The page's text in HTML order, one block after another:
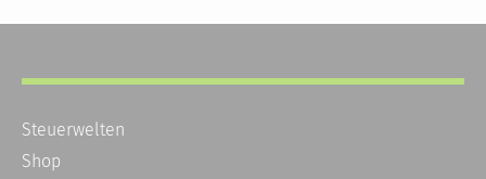
Steuerwelten
Shop